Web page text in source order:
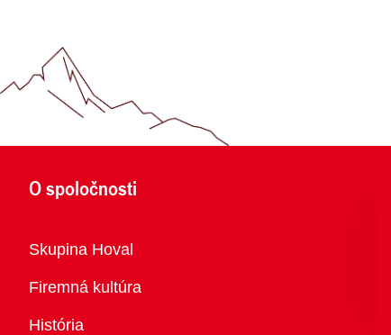
O spoločnosti
Prehľad
Skupina Hoval
Firemná kultúra
História